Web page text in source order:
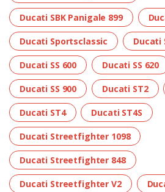
Ducati SBK Panigale 899
Ducati Sportsclassic Ducati
Ducati SS 600 Ducati SS 620
Ducati SS 900 Ducati ST2
Ducati ST4 Ducati ST4S
Ducati Streetfighter 1098
Ducati Streetfighter 848
Ducati Streetfighter V2